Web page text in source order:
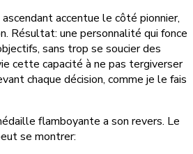
accentue le côté pionnier,
Résultat: une personnalité qui fonce
sans trop se soucier des
cette capacité à ne pas tergiverser
chaque décision, comme je le fais
flamboyante a son revers. Le
se montrer: